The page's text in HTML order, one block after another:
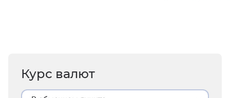
Курс валют